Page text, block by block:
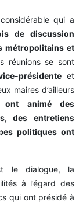
qui a
de discussion
métropolitains et
réunions se sont
présidente et
maires d’ailleurs
ont animé des
des entretiens
politiques ont
le dialogue, la
à l’égard des
qui ont présidé à